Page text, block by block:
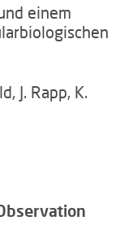
einem
J. Rapp, K.